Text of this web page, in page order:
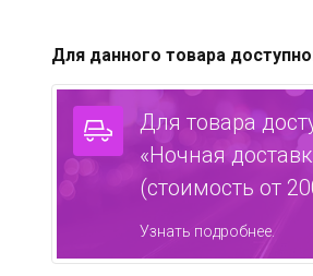
Для данного товара
Для товара
«Ночная
(стоимость от
Узнать подробнее.